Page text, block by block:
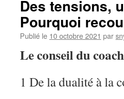
Des tensions,
Pourquoi
Publié le 10 octobre 2021 par
Le conseil du
1 De la dualité à la